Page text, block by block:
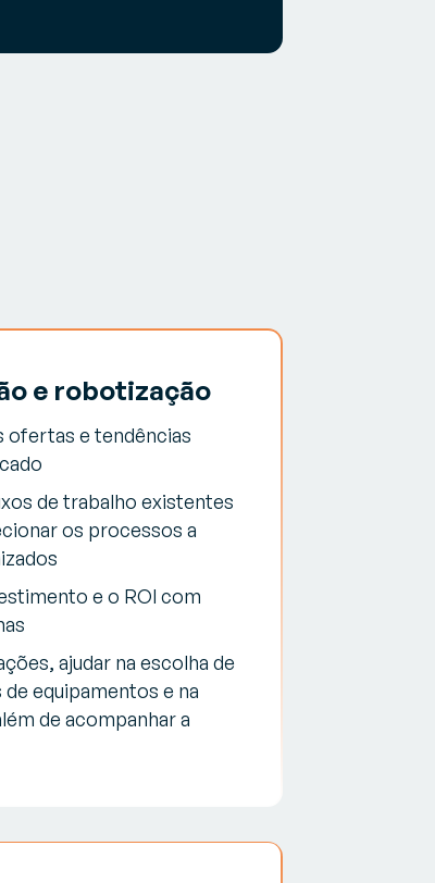
e robotização
ofertas e tendências
de trabalho existentes
os processos a
e o ROI com
ajudar na escolha de
equipamentos e na
de acompanhar a